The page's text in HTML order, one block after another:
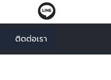
ติดต่อเรา